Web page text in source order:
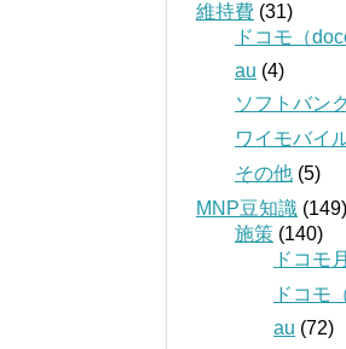
維持費 (31)
ドコモ（
au (4)
ソフトバン
ワイモバイ
その他 (5)
MNP豆知識 (149)
施策 (140)
ドコモ
ドコモ
au (72)